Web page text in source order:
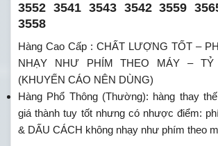
3552 3541 3543 3542 3559
3558
Hàng Cao Cấp : CHẤT LƯỢNG TỐT –
NHẠY NHƯ PHÍM THEO MÁY –
(KHUYẾN CÁO NÊN DÙNG)
Hàng Phổ Thông (Thường): hàng thay
giá thành tuy tốt nhưng có nhược điểm:
& DẤU CÁCH không nhạy như phím theo